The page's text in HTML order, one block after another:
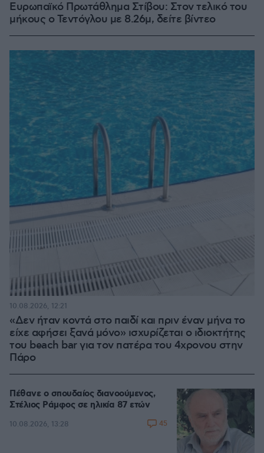
Ευρωπαϊκό Πρωτάθλημα Στίβου: Στον τελικό του
μήκους ο Τεντόγλου με 8.26μ, δείτε βίντεο
«Δεν ήταν κοντά στο παιδί και πριν έναν μήνα το
είχε αφήσει ξανά μόνο» ισχυρίζεται ο ιδιοκτήτης
του beach bar για τον πατέρα του 4χρονου στην
Πάρο
10.08.2026, 12:21
Πέθανε ο σπουδαίος διανοούμενος,
Στέλιος Ράμφος σε ηλικία 87 ετών
10.08.2026, 13:28 45